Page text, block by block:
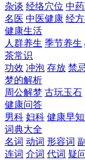
杂谈 经络穴位 中
名医 中医健康 经
健康生活
人群养生 季节养生
茶常识
功效 冲泡 存放 禁
梦的解析
周公解梦 古玩玉石
健康问答
男科 妇科 健康早
词典大全
名词 动词 形容词
连词 介词 代词 疑